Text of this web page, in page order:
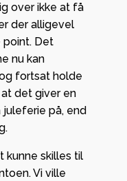
over ikke at få
der alligevel
Det
nu kan
fortsat holde
det giver en
på, end
kunne skilles til
Vi ville